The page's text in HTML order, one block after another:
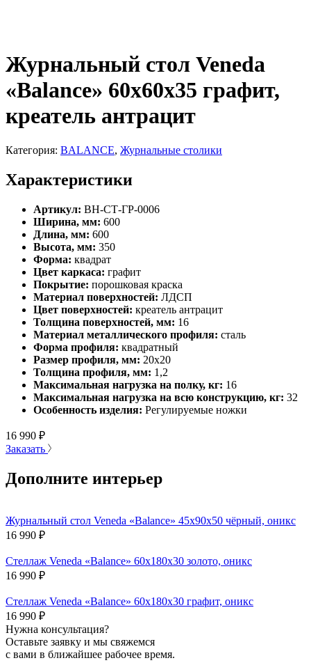
Журнальный стол Veneda
«Balance» 60х60х35 графит,
креатель антрацит
Категория: BALANCE, Журнальные столики
Характеристики
Артикул: ВН-СТ-ГР-0006
Ширина, мм: 600
Длина, мм: 600
Высота, мм: 350
Форма: квадрат
Цвет каркаса: графит
Покрытие: порошковая краска
Материал поверхностей: ЛДСП
Цвет поверхностей: креатель антрацит
Толщина поверхностей, мм: 16
Материал металлического профиля: сталь
Форма профиля: квадратный
Размер профиля, мм: 20х20
Толщина профиля, мм: 1,2
Максимальная нагрузка на полку, кг: 16
Максимальная нагрузка на всю конструкцию, кг: 32
Особенность изделия: Регулируемые ножки
16 990 ₽
Заказать
Дополните интерьер
Журнальный стол Veneda «Balance» 45х90х50 чёрный, оникс
16 990 ₽
Стеллаж Veneda «Balance» 60х180х30 золото, оникс
16 990 ₽
Стеллаж Veneda «Balance» 60х180х30 графит, оникс
16 990 ₽
Нужна консультация?
Оставьте заявку и мы свяжемся
с вами в ближайшее рабочее время.